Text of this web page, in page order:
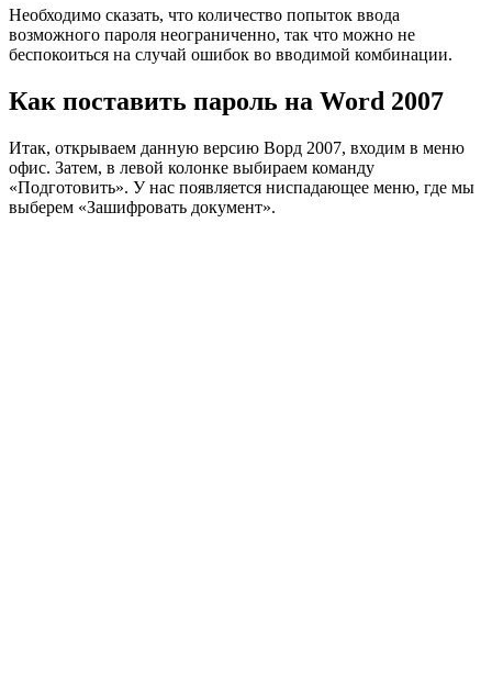
Необходимо сказать, что количество попыток ввода
возможного пароля неограниченно, так что можно не
беспокоиться на случай ошибок во вводимой комбинации.
Как поставить пароль на Word 2007
Итак, открываем данную версию Ворд 2007, входим в меню
офис. Затем, в левой колонке выбираем команду
«Подготовить». У нас появляется ниспадающее меню, где мы
выберем «Зашифровать документ».